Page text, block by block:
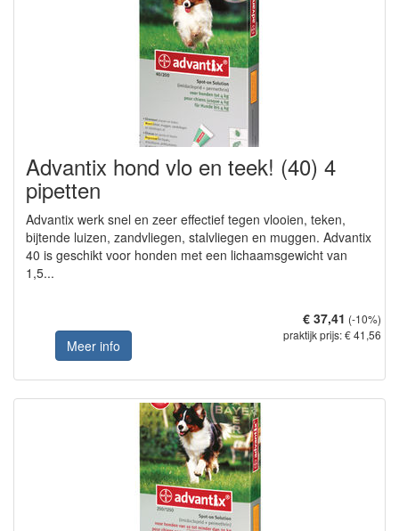
Advantix hond vlo en teek! (40) 4
pipetten
Advantix werk snel en zeer effectief tegen vlooien, teken,
bijtende luizen, zandvliegen, stalvliegen en muggen. Advantix
40 is geschikt voor honden met een lichaamsgewicht van
1,5...
Meer info
€ 37,41 (-10%)
praktijk prijs: € 41,56